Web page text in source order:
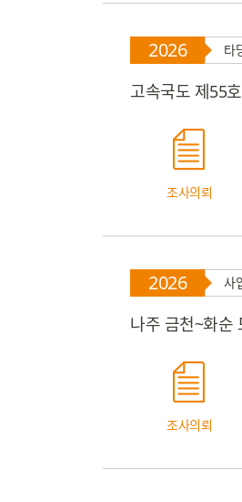
2026 타
고속국도 제55
조사의뢰
2026 사
나주 금천~화순
조사의뢰